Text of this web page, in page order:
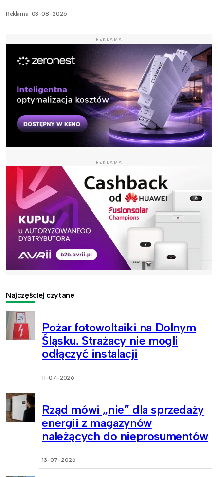
Reklama 03-08-2026
REKLAMA
REKLAMA
Najczęściej czytane
Pożar fotowoltaiki na Dolnym
Śląsku. Strażacy nie mogli
odłączyć instalacji
11-07-2026
Rząd mówi „nie” dla sprzedaży
energii z magazynów
należących do nieprosumentów
13-07-2026